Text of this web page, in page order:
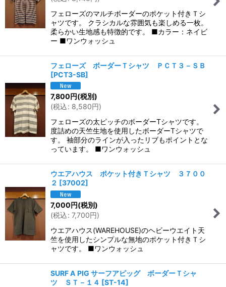
フェローズのマルチボーダーのポケット付きＴシ
ャツです。 クラシカルな雰囲気も楽しめる一枚。
柔らかい生地感も特徴的です。 ■カラー：ネイビ
ー ■ワンウォッシュ
フェローズ ボーダーＴシャツ ＰＣＴ３－ＳＢ
[PCT3-SB]
7,800円(税別)
(税込: 8,580円)
フェローズの太ピッチのボーダーTシャツです。
度詰めの天竺生地を使用したボーダーTシャツで
す。 袖部分のラインが入ったリブもポイントとな
っています。 ■ワンウォッシュ
ウエアハウス ポケット付きＴシャツ ３７００
２ [37002]
7,000円(税別)
(税込: 7,700円)
ウエアハウス(WAREHOUSE)のヘビーウエイト天
竺を使用したシンプルな無地のポケット付きＴシ
ャツです。 ■ワンウォッシュ
SURF A PIG サーフアピッグ ボーダーＴシャ
ツ ＳＴ－１４ [ST-14]